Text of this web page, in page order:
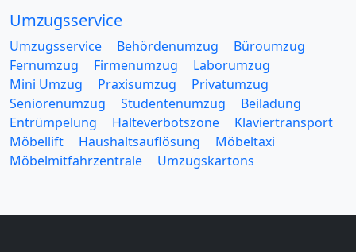
Umzugsservice
Umzugsservice Behördenumzug
Büroumzug
Fernumzug
Firmenumzug
Laborumzug
Mini Umzug
Praxisumzug
Privatumzug
Seniorenumzug
Studentenumzug
Beiladung
Entrümpelung
Halteverbotszone
Klaviertransport
Möbellift
Haushaltsauflösung
Möbeltaxi
Möbelmitfahrzentrale
Umzugskartons